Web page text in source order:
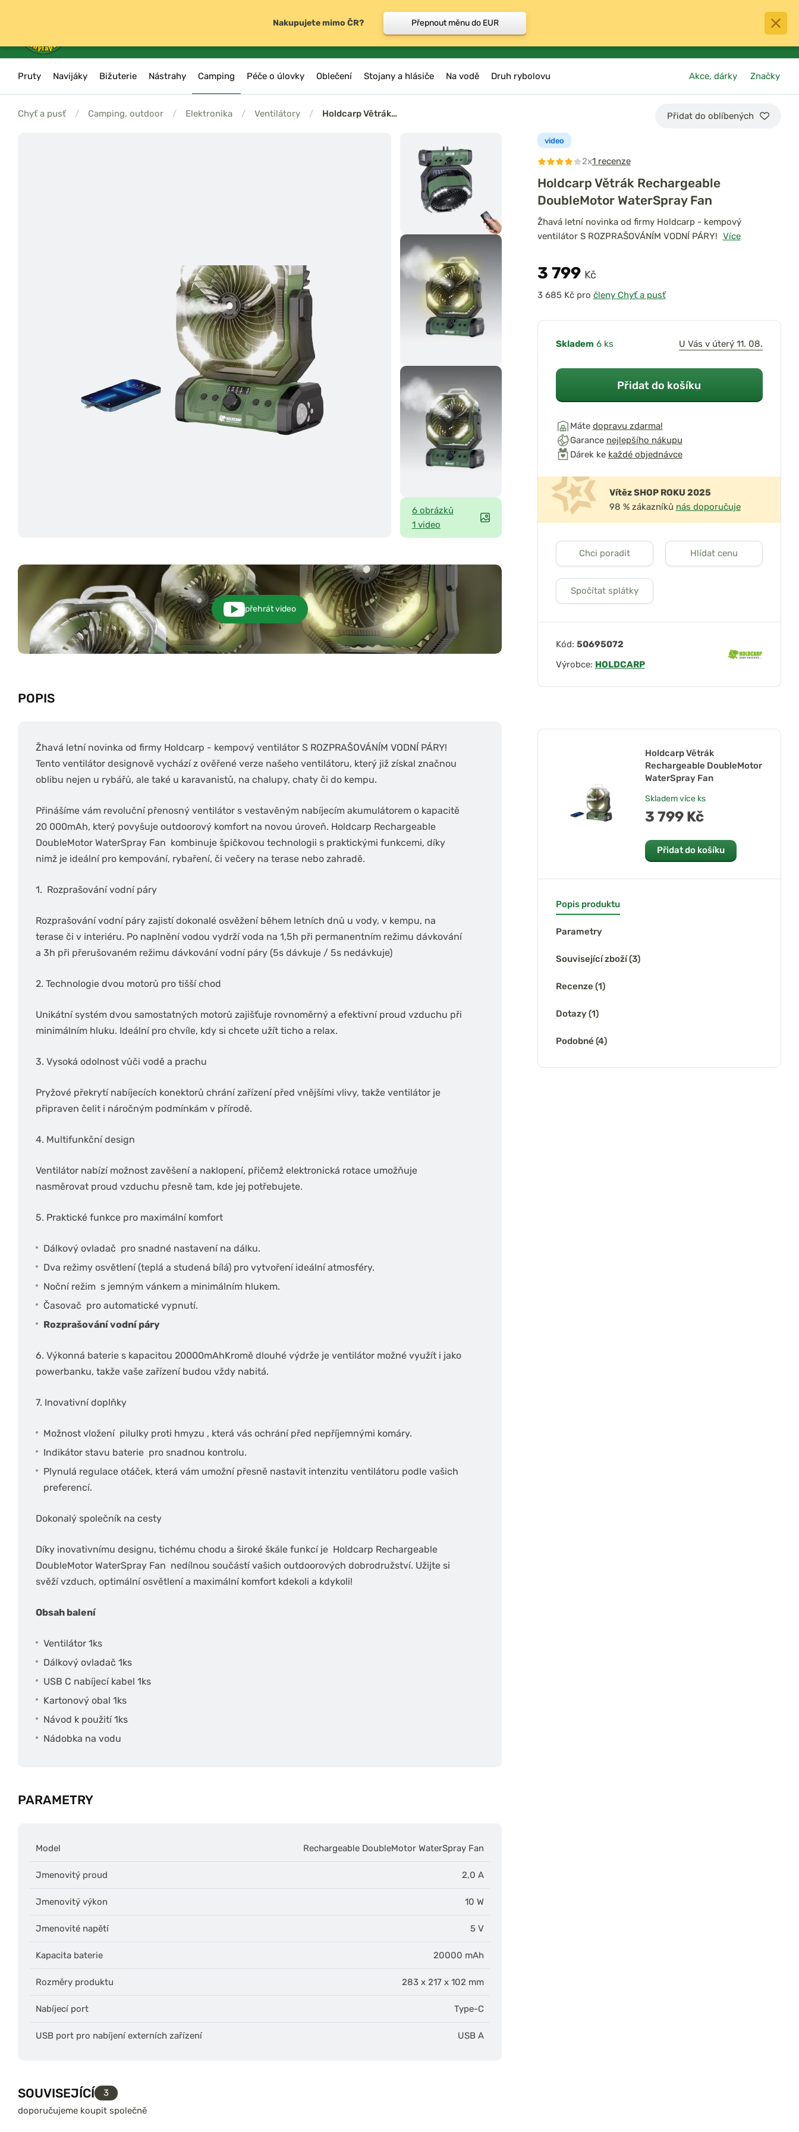
0
košík
Pruty Navijáky Bižuterie Nástrahy Camping Péče o úlovky Oblečení Stojany a hlásiče Na vodě Druh rybolovu Akce, dárky Značky
Chyť a pusť / Camping, outdoor / Elektronika / Ventilátory / Holdcarp Větrák… Přidat do oblíbených
6 obrázků
1 video
přehrát video
POPIS
Žhavá letní novinka od firmy Holdcarp - kempový ventilátor S ROZPRAŠOVÁNÍM VODNÍ PÁRY!
Tento ventilátor designově vychází z ověřené verze našeho ventilátoru, který již získal značnou
oblibu nejen u rybářů, ale také u karavanistů, na chalupy, chaty či do kempu.
Přinášíme vám revoluční přenosný ventilátor s vestavěným nabíjecím akumulátorem o kapacitě
20 000mAh, který povyšuje outdoorový komfort na novou úroveň. Holdcarp Rechargeable
DoubleMotor WaterSpray Fan kombinuje špičkovou technologii s praktickými funkcemi, díky
nimž je ideální pro kempování, rybaření, či večery na terase nebo zahradě.
1. Rozprašování vodní páry
Rozprašování vodní páry zajistí dokonalé osvěžení během letních dnů u vody, v kempu, na
terase či v interiéru. Po naplnění vodou vydrží voda na 1,5h při permanentním režimu dávkování
a 3h při přerušovaném režimu dávkování vodní páry (5s dávkuje / 5s nedávkuje)
2. Technologie dvou motorů pro tišší chod
Unikátní systém dvou samostatných motorů zajišťuje rovnoměrný a efektivní proud vzduchu při
minimálním hluku. Ideální pro chvíle, kdy si chcete užít ticho a relax.
3. Vysoká odolnost vůči vodě a prachu
Pryžové překrytí nabíjecích konektorů chrání zařízení před vnějšími vlivy, takže ventilátor je
připraven čelit i náročným podmínkám v přírodě.
4. Multifunkční design
Ventilátor nabízí možnost zavěšení a naklopení, přičemž elektronická rotace umožňuje
nasměrovat proud vzduchu přesně tam, kde jej potřebujete.
5. Praktické funkce pro maximální komfort
Dálkový ovladač pro snadné nastavení na dálku.
Dva režimy osvětlení (teplá a studená bílá) pro vytvoření ideální atmosféry.
Noční režim s jemným vánkem a minimálním hlukem.
Časovač pro automatické vypnutí.
Rozprašování vodní páry
6. Výkonná baterie s kapacitou 20000mAhKromě dlouhé výdrže je ventilátor možné využít i jako
powerbanku, takže vaše zařízení budou vždy nabitá.
7. Inovativní doplňky
Možnost vložení pilulky proti hmyzu , která vás ochrání před nepříjemnými komáry.
Indikátor stavu baterie pro snadnou kontrolu.
Plynulá regulace otáček, která vám umožní přesně nastavit intenzitu ventilátoru podle vašich
preferencí.
Dokonalý společník na cesty
Díky inovativnímu designu, tichému chodu a široké škále funkcí je Holdcarp Rechargeable
DoubleMotor WaterSpray Fan nedílnou součástí vašich outdoorových dobrodružství. Užijte si
svěží vzduch, optimální osvětlení a maximální komfort kdekoli a kdykoli!
Obsah balení
Ventilátor 1ks
Dálkový ovladač 1ks
USB C nabíjecí kabel 1ks
Kartonový obal 1ks
Návod k použití 1ks
Nádobka na vodu
PARAMETRY
Model Rechargeable DoubleMotor WaterSpray Fan
Jmenovitý proud 2,0 A
Jmenovitý výkon 10 W
Jmenovité napětí 5 V
Kapacita baterie 20000 mAh
Rozměry produktu 283 x 217 x 102 mm
Nabíjecí port Type-C
USB port pro nabíjení externích zařízení USB A
SOUVISEJÍCÍ
3
doporučujeme koupit společně
2x1 recenze
Holdcarp Větrák Rechargeable
DoubleMotor WaterSpray Fan
video
Žhavá letní novinka od firmy Holdcarp - kempový
ventilátor S ROZPRAŠOVÁNÍM VODNÍ PÁRY! Více
3 799 Kč
pro členy Chyť a pusť
Skladem 6 ks U Vás v úterý 11. 08.
Přidat do košíku
Máte dopravu zdarma!
Garance nejlepšího nákupu
Dárek ke každé objednávce
Vítěz SHOP ROKU 2025
98 % zákazníků nás doporučuje
Chci poradit Hlídat cenu
Spočítat splátky
Kód: 50695072
Výrobce: HOLDCARP
Holdcarp Větrák
Rechargeable DoubleMotor
WaterSpray Fan
Sklademvíce ks
3 799 Kč
Přidat do košíku
Popis produktu
Parametry
Související zboží (3)
Recenze (1)
Dotazy (1)
Podobné (4)
Nakupujete mimo ČR? Přepnout měnu do EUR